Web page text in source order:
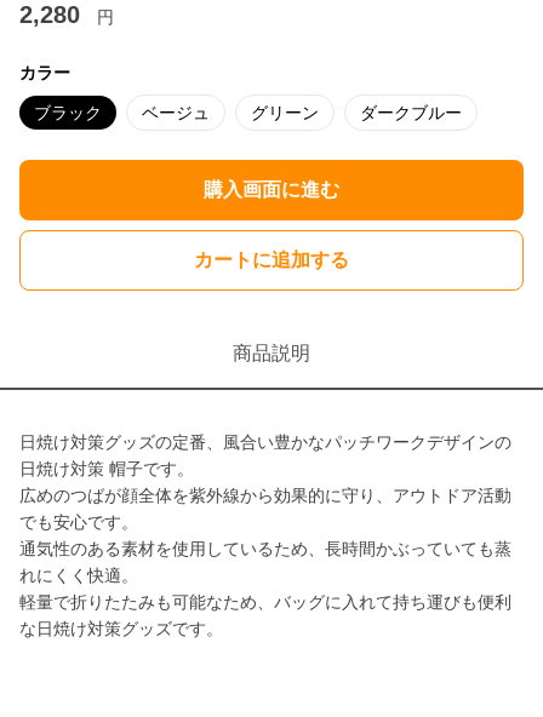
2,280 円
カラー
ブラック ベージュ グリーン ダークブルー
購入画面に進む
カートに追加する
商品説明
日焼け対策グッズの定番、風合い豊かなパッチワークデザインの
日焼け対策 帽子です。
広めのつばが顔全体を紫外線から効果的に守り、アウトドア活動
でも安心です。
通気性のある素材を使用しているため、長時間かぶっていても蒸
れにくく快適。
軽量で折りたたみも可能なため、バッグに入れて持ち運びも便利
な日焼け対策グッズです。